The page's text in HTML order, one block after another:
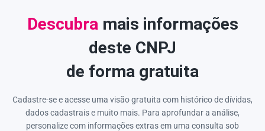
Descubra mais informações
deste CNPJ
de forma gratuita
Cadastre-se e acesse uma visão gratuita com histórico de dívidas,
dados cadastrais e muito mais. Para aprofundar a análise,
personalize com informações extras em uma consulta sob